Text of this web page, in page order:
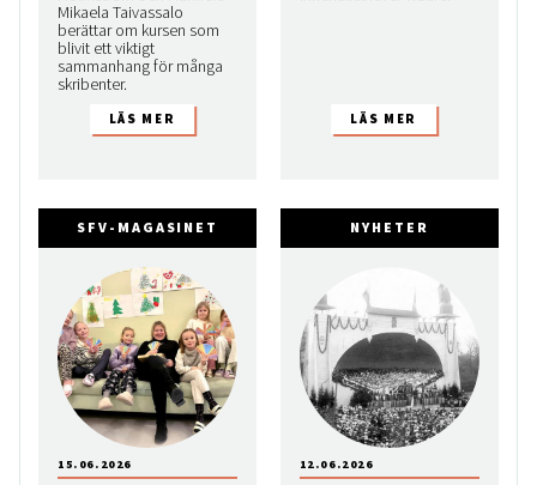
Mikaela Taivassalo
berättar om kursen som
blivit ett viktigt
sammanhang för många
skribenter.
SFV-MAGASINET
15.06.2026
NYHETER
12.06.2026